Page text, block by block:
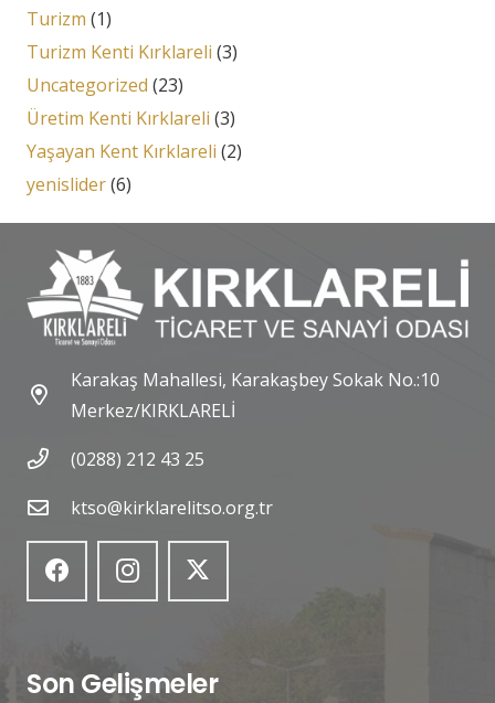
Turizm (1)
Turizm Kenti Kırklareli (3)
Uncategorized (23)
Üretim Kenti Kırklareli (3)
Yaşayan Kent Kırklareli (2)
yenislider(6)
Karakaş Mahallesi, Karakaşbey Sokak No.:10
Merkez/KIRKLARELİ
(0288) 212 43 25
ktso@kirklarelitso.org.tr
Son Gelişmeler